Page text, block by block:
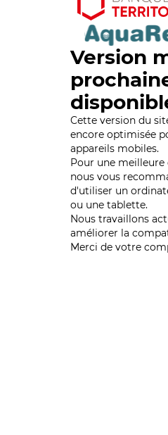
Version
Cette version du
encore optimisée
appareils mobiles.
Pour une meilleure
nous vous
d'utiliser un
ou une tablette.
Nous travaillons
améliorer la
Merci de votre